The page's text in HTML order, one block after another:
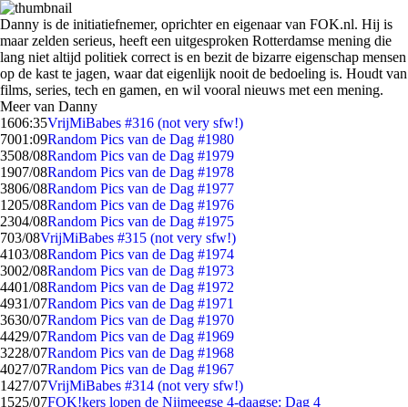
Danny is de initiatiefnemer, oprichter en eigenaar van FOK.nl. Hij is
maar zelden serieus, heeft een uitgesproken Rotterdamse mening die
lang niet altijd politiek correct is en bezit de bizarre eigenschap mensen
op de kast te jagen, waar dat eigenlijk nooit de bedoeling is. Houdt van
films, series, tech en gamen, en wil vooral nieuws met een mening.
Meer van Danny
1606:35VrijMiBabes #316 (not very sfw!)
7001:09Random Pics van de Dag #1980
3508/08Random Pics van de Dag #1979
1907/08Random Pics van de Dag #1978
3806/08Random Pics van de Dag #1977
1205/08Random Pics van de Dag #1976
2304/08Random Pics van de Dag #1975
703/08VrijMiBabes #315 (not very sfw!)
4103/08Random Pics van de Dag #1974
3002/08Random Pics van de Dag #1973
4401/08Random Pics van de Dag #1972
4931/07Random Pics van de Dag #1971
3630/07Random Pics van de Dag #1970
4429/07Random Pics van de Dag #1969
3228/07Random Pics van de Dag #1968
4027/07Random Pics van de Dag #1967
1427/07VrijMiBabes #314 (not very sfw!)
1525/07FOK!kers lopen de Nijmeegse 4-daagse: Dag 4